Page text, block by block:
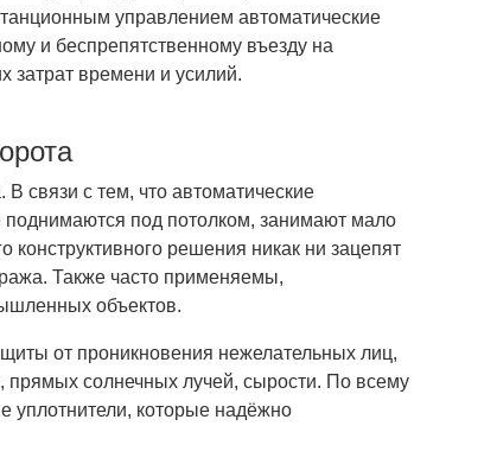
управлением автоматические
и беспрепятственному въезду на
затрат времени и усилий.
связи с тем, что автоматические
под потолком, занимают мало
конструктивного решения никак ни зацепят
Также часто применяемы,
объектов.
от проникновения нежелательных лиц,
солнечных лучей, сырости. По всему
уплотнители, которые надёжно